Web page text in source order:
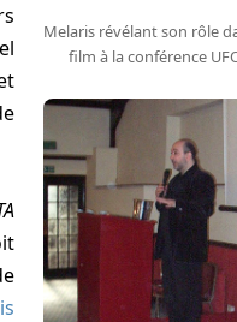
Melaris révélant son rôle
film à la conférence